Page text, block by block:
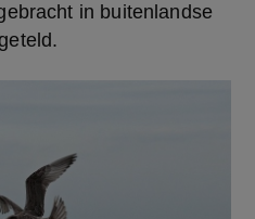
in buitenlandse